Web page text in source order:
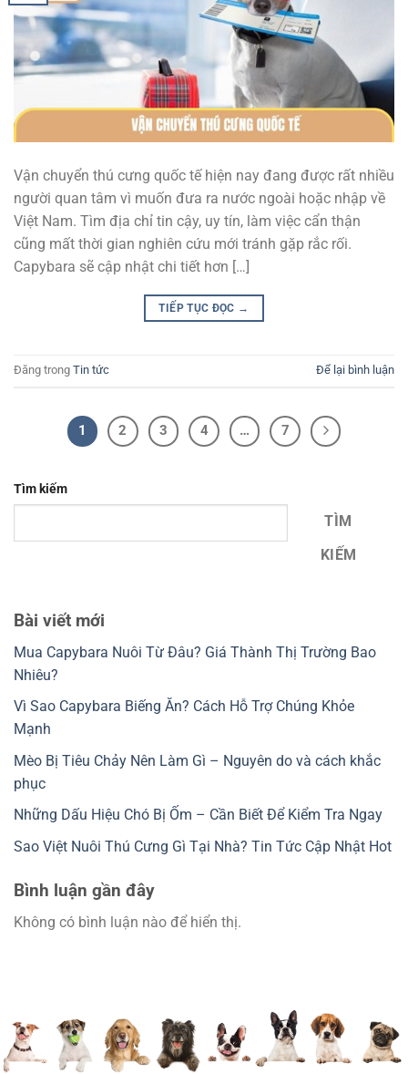
Vận chuyển thú cưng quốc tế hiện nay đang được rất nhiều
người quan tâm vì muốn đưa ra nước ngoài hoặc nhập về
Việt Nam. Tìm địa chỉ tin cậy, uy tín, làm việc cẩn thận
cũng mất thời gian nghiên cứu mới tránh gặp rắc rối.
Capybara sẽ cập nhật chi tiết hơn […]
TIẾP TỤC ĐỌC →
Đăng trong Tin tức Để lại bình luận
1 2 3 4 … 7
Tìm kiếm
TÌM
KIẾM
Bài viết mới
Mua Capybara Nuôi Từ Đâu? Giá Thành Thị Trường Bao
Nhiêu?
Vì Sao Capybara Biếng Ăn? Cách Hỗ Trợ Chúng Khỏe
Mạnh
Mèo Bị Tiêu Chảy Nên Làm Gì – Nguyên do và cách khắc
phục
Những Dấu Hiệu Chó Bị Ốm – Cần Biết Để Kiểm Tra Ngay
Sao Việt Nuôi Thú Cưng Gì Tại Nhà? Tin Tức Cập Nhật Hot
Bình luận gần đây
Không có bình luận nào để hiển thị.